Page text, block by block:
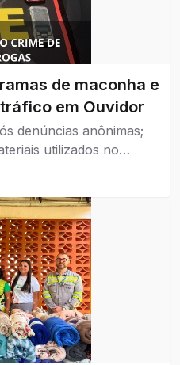
de maconha e
em Ouvidor
denúncias anônimas;
utilizados no